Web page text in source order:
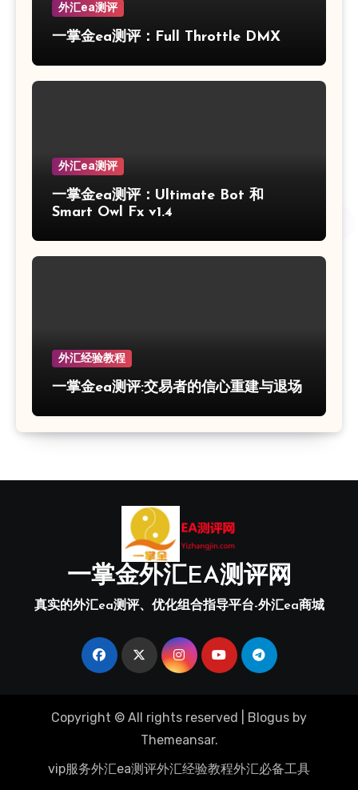
外汇ea测评
一掌金ea测评：Full Throttle DMX
外汇ea测评
一掌金ea测评：Ultimate Bot 和
Smart Owl Fx v1.4
外汇经验教程
一掌金ea测评:交易者的信心重建与退场
一掌金外汇EA测评网
真实的外汇ea测评、优化组合指导平台-外汇ea商城
Copyright © All rights reserved Blogus by
Themeansar.
vip服务外汇ea测评外汇经验教程外汇必备工具